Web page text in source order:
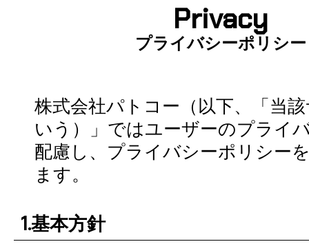
Privacy
プライバシーポリシー
株式会社パトコー（以下、「当
いう）」ではユーザーのプライ
配慮し、プライバシーポリシー
ます。
1.基本方針